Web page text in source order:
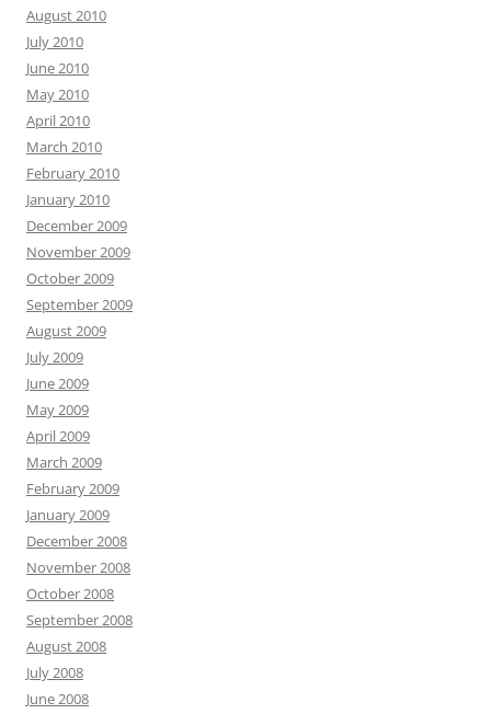
August 2010
July 2010
June 2010
May 2010
April 2010
March 2010
February 2010
January 2010
December 2009
November 2009
October 2009
September 2009
August 2009
July 2009
June 2009
May 2009
April 2009
March 2009
February 2009
January 2009
December 2008
November 2008
October 2008
September 2008
August 2008
July 2008
June 2008